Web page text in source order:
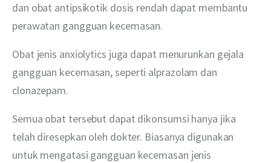
dan obat antipsikotik dosis rendah dapat membantu
perawatan gangguan kecemasan.
Obat jenis anxiolytics juga dapat menurunkan gejala
gangguan kecemasan, seperti alprazolam dan
clonazepam.
Semua obat tersebut dapat dikonsumsi hanya jika
telah diresepkan oleh dokter. Biasanya digunakan
untuk mengatasi gangguan kecemasan jenis